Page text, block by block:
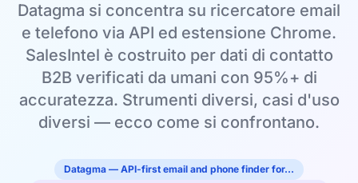
Datagma si concentra su ricercatore email
e telefono via API ed estensione Chrome.
SalesIntel è costruito per dati di contatto
B2B verificati da umani con 95%+ di
accuratezza. Strumenti diversi, casi d'uso
diversi — ecco come si confrontano.
Datagma — API-first email and phone finder for…